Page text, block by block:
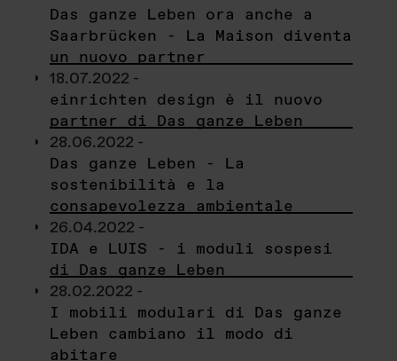
Das ganze Leben ora anche a
Saarbrücken - La Maison diventa
un nuovo partner
18.07.2022 -
einrichten design è il nuovo
partner di Das ganze Leben
28.06.2022 -
Das ganze Leben - La
sostenibilità e la
consapevolezza ambientale
26.04.2022 -
IDA e LUIS - i moduli sospesi
di Das ganze Leben
28.02.2022 -
I mobili modulari di Das ganze
Leben cambiano il modo di
abitare